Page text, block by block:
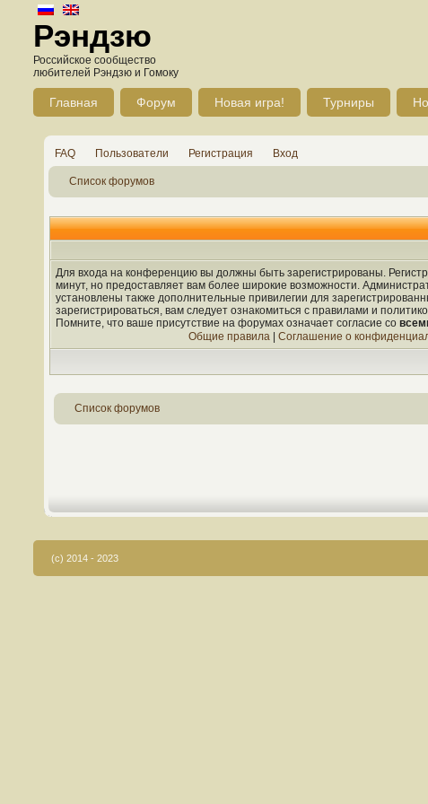
Рэндзю
Российское сообщество
любителей Рэндзю и Гомоку
Главная Форум Новая игра! Турниры
FAQ Пользователи Регистрация Вход
Список форумов
Для входа на конференцию вы должны быть зарегистрированы.
минут, но предоставляет вам более широкие возможности.
установлены также дополнительные привилегии для
зарегистрироваться, вам следует ознакомиться с правилами и
Помните, что ваше присутствие на форумах означает согласие со
Общие правила| Соглашение о
Список форумов
(c) 2014 - 2023